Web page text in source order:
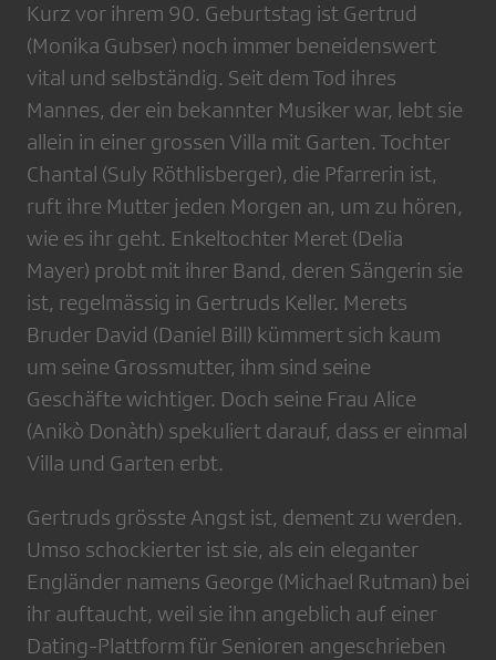
Kurz vor ihrem 90. Geburtstag ist Gertrud
(Monika Gubser) noch immer beneidenswert
vital und selbständig. Seit dem Tod ihres
Mannes, der ein bekannter Musiker war, lebt sie
allein in einer grossen Villa mit Garten. Tochter
Chantal (Suly Röthlisberger), die Pfarrerin ist,
ruft ihre Mutter jeden Morgen an, um zu hören,
wie es ihr geht. Enkeltochter Meret (Delia
Mayer) probt mit ihrer Band, deren Sängerin sie
ist, regelmässig in Gertruds Keller. Merets
Bruder David (Daniel Bill) kümmert sich kaum
um seine Grossmutter, ihm sind seine
Geschäfte wichtiger. Doch seine Frau Alice
(Anikò Donàth) spekuliert darauf, dass er einmal
Villa und Garten erbt.
Gertruds grösste Angst ist, dement zu werden.
Umso schockierter ist sie, als ein eleganter
Engländer namens George (Michael Rutman) bei
ihr auftaucht, weil sie ihn angeblich auf einer
Dating-Plattform für Senioren angeschrieben